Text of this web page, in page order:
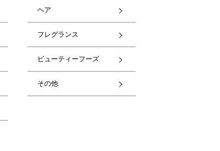
ヘア
フレグランス
ビューティーフーズ
その他